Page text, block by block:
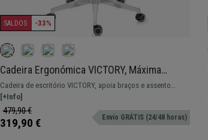
SALDOS -33%
Cadeira Ergonómica VICTORY, Máxima
Comodidade, Ajustes Avançados, Uso Diário
de 8H, Bordeaux
Cadeira de escritório VICTORY, apoia braços e assento
regulável, mecanismo de reclinação com apoio lombar.
[+Info]
479,90 €
319,90 € Envio GRÁTIS (24/48 horas)